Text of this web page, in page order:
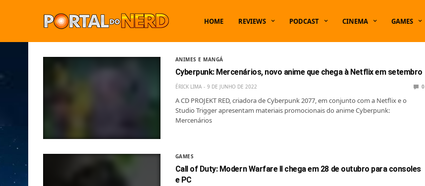
HOME REVIEWS PODCAST CINEMA GAMES
ANIMES E MANGÁ
Cyberpunk: Mercenários, novo anime que chega à Netflix em setembro
ÉRICK LIMA 9 DE JUNHO DE 2022 0
A CD PROJEKT RED, criadora de Cyberpunk 2077, em conjunto com a Netflix e o
Studio Trigger apresentam materiais promocionais do anime Cyberpunk:
Mercenários
GAMES
Call of Duty: Modern Warfare II chega em 28 de outubro para consoles
e PC